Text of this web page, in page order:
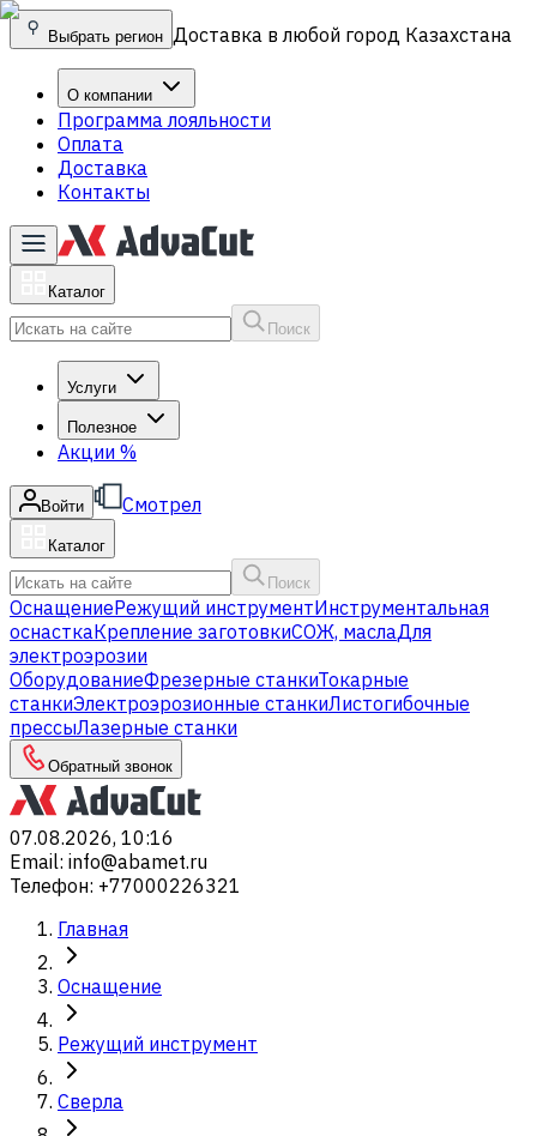
Выбрать регион Доставка в любой город Казахстана
О компании
Программа лояльности
Оплата
Доставка
Контакты
Каталог
Поиск
Услуги
Полезное
Акции %
Войти Смотрел
Каталог
Поиск
ОснащениеРежущий инструментИнструментальная
оснасткаКрепление заготовкиСОЖ, маслаДля
электроэрозии
ОборудованиеФрезерные станкиТокарные
станкиЭлектроэрозионные станкиЛистогибочные
прессыЛазерные станки
Обратный звонок
07.08.2026, 10:16
Email: info@abamet.ru
Телефон: +77000226321
Главная
Оснащение
Режущий инструмент
Сверла